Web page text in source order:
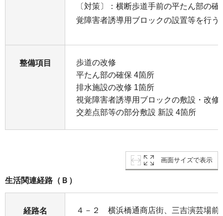
〔対策〕：横断歩道手前の平たん部の
覚障害者誘導用ブロックの設置等を行う
整備項目
歩道の改修
平たん部の確保 4箇所
排水施設の改修 1箇所
視覚障害者誘導用ブロックの敷設・改修
交差点部等の部分敷設 新設 4箇所
画面サイズで表示
生活関連経路（Ｂ）
経路名
４－２ 横浜橋通商店街、三吉演芸場前